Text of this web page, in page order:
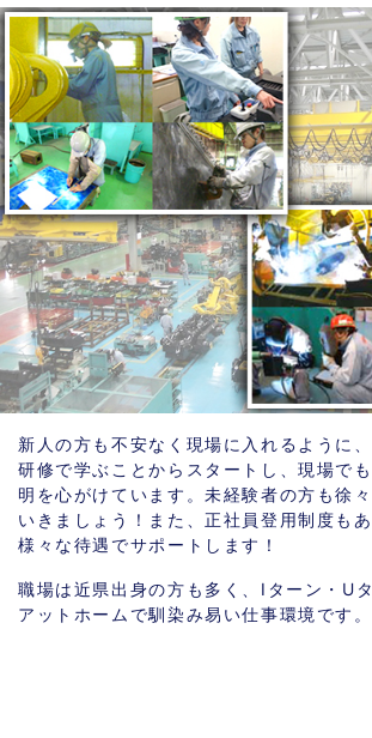
新人の方も不安なく現場に入れるように
研修で学ぶことからスタートし、現場で
明を心がけています。未経験者の方も徐
いきましょう！また、正社員登用制度も
様々な待遇でサポートします！
職場は近県出身の方も多く、Iターン・U
アットホームで馴染み易い仕事環境です。